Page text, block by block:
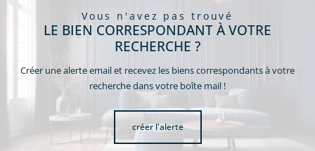
vous n'avez pas trouvé
LE BIEN CORRESPONDANT À VOTRE
RECHERCHE ?
Créer une alerte email et recevez les biens correspondants à votre
recherche dans votre boîte mail !
créer l'alerte